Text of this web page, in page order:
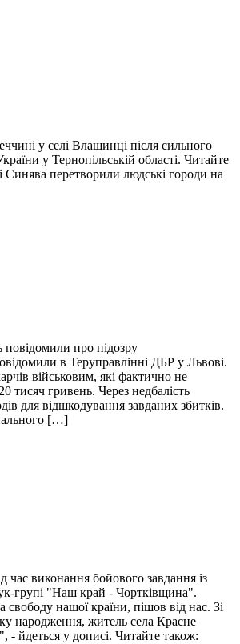
у селі Влащинці після сильного
у Тернопільській області. Читайте
Синява перетворили людські городи на
про підозру
в Теруправлінні ДБР у Львові.
військовим, які фактично не
тисяч гривень. Через недбалість
для відшкодування завданих збитків.
[…]
виконання бойового завдання із
групі "Наш край - Чортківщина".
нашої країни, пішов від нас. Зі
народження, житель села Красне
йдеться у дописі. Читайте також: